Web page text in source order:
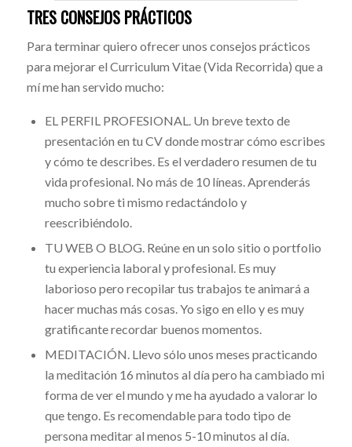
TRES CONSEJOS PRÁCTICOS
Para terminar quiero ofrecer unos consejos prácticos
para mejorar el Curriculum Vitae (Vida Recorrida) que a
mí me han servido mucho:
EL PERFIL PROFESIONAL. Un breve texto de
presentación en tu CV donde mostrar cómo escribes
y cómo te describes. Es el verdadero resumen de tu
vida profesional. No más de 10 líneas. Aprenderás
mucho sobre ti mismo redactándolo y
reescribiéndolo.
TU WEB O BLOG. Reúne en un solo sitio o portfolio
tu experiencia laboral y profesional. Es muy
laborioso pero recopilar tus trabajos te animará a
hacer muchas más cosas. Yo sigo en ello y es muy
gratificante recordar buenos momentos.
MEDITACIÓN. Llevo sólo unos meses practicando
la meditación 16 minutos al día pero ha cambiado mi
forma de ver el mundo y me ha ayudado a valorar lo
que tengo. Es recomendable para todo tipo de
persona meditar al menos 5-10 minutos al día.